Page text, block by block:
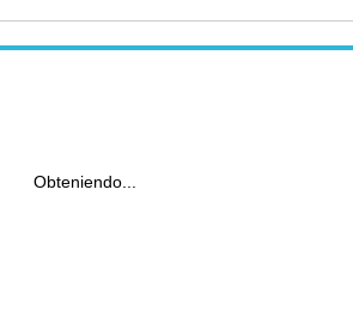
Obteniendo...